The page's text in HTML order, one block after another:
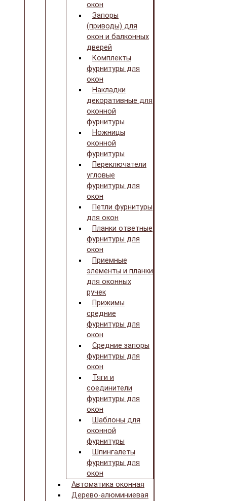
окон
Запоры
(приводы) для
окон и балконных
дверей
Комплекты
фурнитуры для
окон
Накладки
декоративные для
оконной
фурнитуры
Ножницы
оконной
фурнитуры
Переключатели
угловые
фурнитуры для
окон
Петли фурнитуры
для окон
Планки ответные
фурнитуры для
окон
Приемные
элементы и планки
для оконных
ручек
Прижимы
средние
фурнитуры для
окон
Средние запоры
фурнитуры для
окон
Тяги и
соединители
фурнитуры для
окон
Шаблоны для
оконной
фурнитуры
Шпингалеты
фурнитуры для
окон
Автоматика оконная
Дерево-алюминиевая